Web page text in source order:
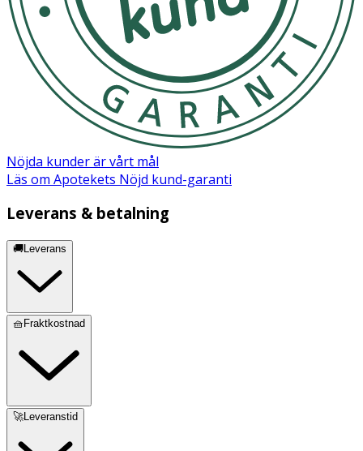
OK för gravida och ammande:
Ja
Ingredienser:
Aqua(Water), Glycereth-26, 1,2-Hexanediol, Arginine,
Carbomer, Melaleuca Alternifolia Extract,
Ethylhexylglycerin, Houttuynia Cordata Extract, Caprylyl
Nöjda kunder är vårt mål
Läs om Apotekets Nöjd kund-garanti
Leverans & betalning
🚚Leverans
🧺Fraktkostnad
🚀Leveranstid